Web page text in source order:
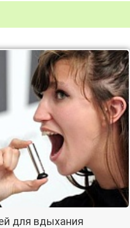
для вдыхания